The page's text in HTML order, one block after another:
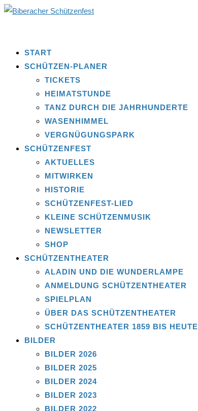
START
SCHÜTZEN-PLANER
TICKETS
HEIMATSTUNDE
TANZ DURCH DIE JAHRHUNDERTE
WASENHIMMEL
VERGNÜGUNGSPARK
SCHÜTZENFEST
AKTUELLES
MITWIRKEN
HISTORIE
SCHÜTZENFEST-LIED
KLEINE SCHÜTZENMUSIK
NEWSLETTER
SHOP
SCHÜTZENTHEATER
ALADIN UND DIE WUNDERLAMPE
ANMELDUNG SCHÜTZENTHEATER
SPIELPLAN
ÜBER DAS SCHÜTZENTHEATER
SCHÜTZENTHEATER 1859 BIS HEUTE
BILDER
BILDER 2026
BILDER 2025
BILDER 2024
BILDER 2023
BILDER 2022